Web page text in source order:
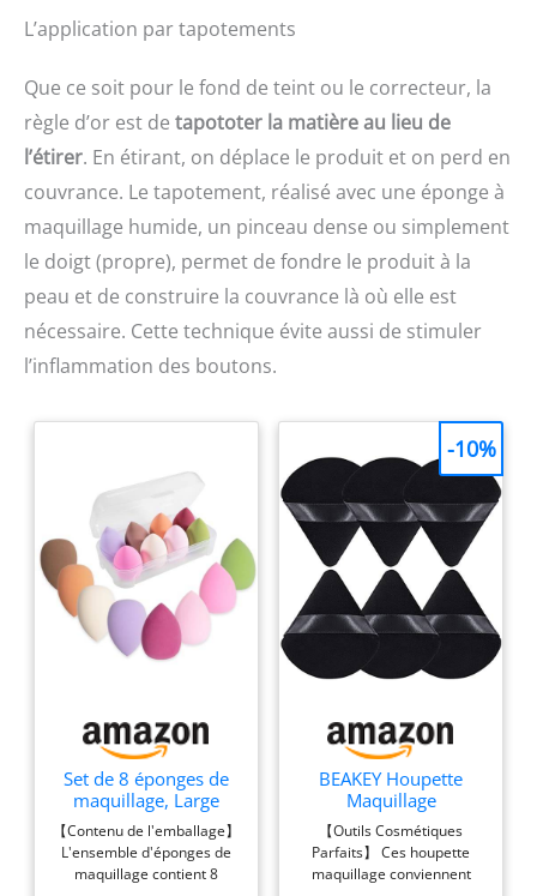
L’application par tapotements
Que ce soit pour le fond de teint ou le correcteur, la
règle d’or est de tapototer la matière au lieu de
l’étirer. En étirant, on déplace le produit et on perd en
couvrance. Le tapotement, réalisé avec une éponge à
maquillage humide, un pinceau dense ou simplement
le doigt (propre), permet de fondre le produit à la
peau et de construire la couvrance là où elle est
nécessaire. Cette technique évite aussi de stimuler
l’inflammation des boutons.
Set de 8 éponges de
maquillage, Large
Make-up Egg Colourful
Powder Puff Make-up
Sponge Washable
Sponge Replacement
【Contenu de l'emballage】
L'ensemble d'éponges de
maquillage contient 8
BEAKEY Houpette
Maquillage
Triangle,Lot de 6
Houppettes
Noires,Poudre Libre
【Outils Cosmétiques
Parfaits】 Ces houpette
maquillage conviennent
-10%